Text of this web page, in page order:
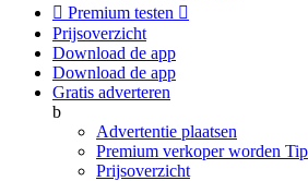
 Premium testen 
Prijsoverzicht
Download de app
Download de app
Gratis adverteren
b
Advertentie plaatsen
Premium verkoper worden
Prijsoverzicht